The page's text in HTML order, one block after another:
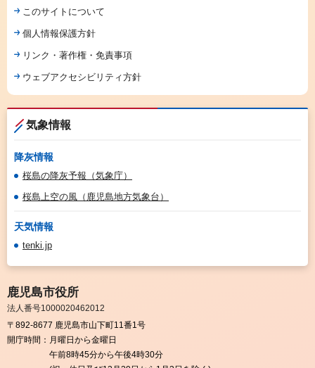
このサイトについて
個人情報保護方針
リンク・著作権・免責事項
ウェブアクセシビリティ方針
気象情報
降灰情報
桜島の降灰予報（気象庁）
桜島上空の風（鹿児島地方気象台）
天気情報
tenki.jp
鹿児島市役所
法人番号1000020462012
〒892-8677 鹿児島市山下町11番1号
開庁時間： 月曜日から金曜日
午前8時45分から午後4時30分